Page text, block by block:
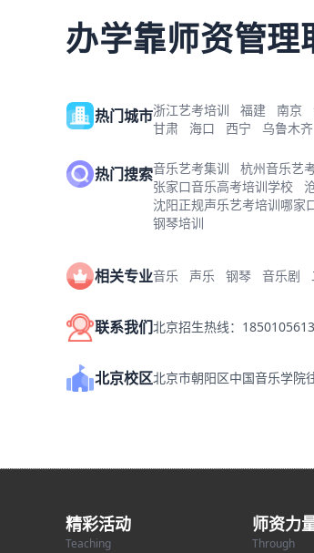
办学靠师资管理
热门城市浙江艺考培训 福建 南京
甘肃
海口 西宁 乌鲁木齐
热门搜索音乐艺考集训 杭州音乐艺
张家口音乐高考培训学校
沈阳正规声乐艺考培训哪家
钢琴培训
相关专业音乐 声乐 钢琴 音乐剧
联系我们北京招生热线：
北京校区北京市朝阳区中国音乐学院
精彩活动
Teaching
师资力
Through